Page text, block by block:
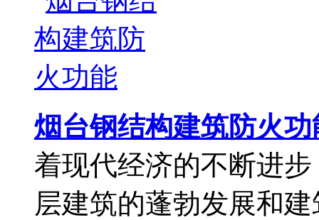
烟台钢结构建筑防火功
着现代经济的不断进
层建筑的蓬勃发展和